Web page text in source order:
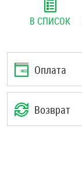
В СПИСОК
Оплата
Возврат